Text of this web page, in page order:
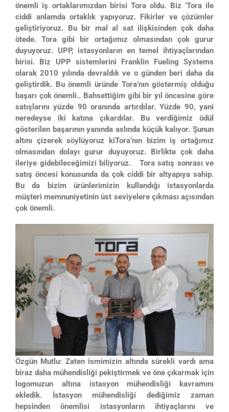
önemli iş ortaklarımızdan birisi Tora oldu. Biz ’Tora ile
ciddi anlamda ortaklık yapıyoruz. Fikirler ve çözümler
geliştiriyoruz. Bu bir mal al sat ilişkisinden çok daha
ötede. Tora gibi bir ortağımız olmasından çok gurur
duyuyoruz. UPP, istasyonların en temel ihtiyaçlarından
birisi. Biz UPP sistemlerini Franklin Fueling Systems
olarak 2010 yılında devraldık ve o günden beri daha da
geliştirdik. Bu önemli üründe Tora’nın göstermiş olduğu
başarı çok önemli.. Bahsettiğim gibi bir yıl öncesine göre
satışlarını yüzde 90 oranında artırdılar. Yüzde 90, yani
neredeyse iki katına çıkardılar. Bu verdiğimiz ödül
gösterilen başarının yanında aslında küçük kalıyor. Şunun
altını çizerek söylüyoruz kiTora’nın bizim iş ortağımız
olmasından dolayı gurur duyuyoruz. Birlikte çok daha
ileriye gidebileceğimizi biliyoruz. Tora satış sonrası ve
satış öncesi konusunda da çok ciddi bir altyapıya sahip.
Bu da bizim ürünlerimizin kullandığı istasyonlarda
müşteri memnuniyetinin üst seviyelere çıkması açısından
çok önemli.
Özgün Mutlu: Zaten ismimizin altında sürekli vardı ama
biraz daha mühendisliği pekiştirmek ve öne çıkarmak için
logomuzun altına istasyon mühendisliği kavramını
ekledik. İstasyon mühendisliği dediğimiz zaman
hepsinden önemlisi istasyonların ihtiyaçlarını ve